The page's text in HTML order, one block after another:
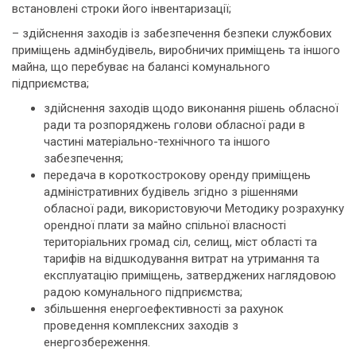
встановлені строки його інвентаризації;
– здійснення заходів із забезпечення безпеки службових
приміщень адмінбудівель, виробничих приміщень та іншого
майна, що перебуває на балансі комунального
підприємства;
здійснення заходів щодо виконання рішень обласної
ради та розпоряджень голови обласної ради в
частині матеріально-технічного та іншого
забезпечення;
передача в короткострокову оренду приміщень
адміністративних будівель згідно з рішеннями
обласної ради, використовуючи Методику розрахунку
орендної плати за майно спільної власності
територіальних громад сіл, селищ, міст області та
тарифів на відшкодування витрат на утримання та
експлуатацію приміщень, затверджених наглядовою
радою комунального підприємства;
збільшення енергоефективності за рахунок
проведення комплексних заходів з
енергозбереження.